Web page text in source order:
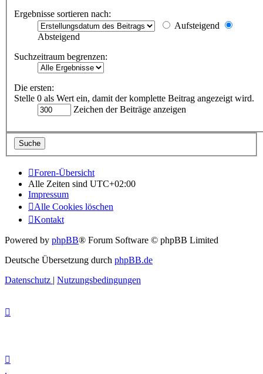
Ergebnisse sortieren nach:
Aufsteigend
Absteigend
Suchzeitraum begrenzen:
Die ersten:
Stelle 0 als Wert ein, damit der komplette Beitrag angezeigt wird.
Zeichen der Beiträge anzeigen
Foren-Übersicht
Alle Zeiten sind UTC+02:00
Impressum
Alle Cookies löschen
Kontakt
Powered by phpBB® Forum Software © phpBB Limited
Deutsche Übersetzung durch phpBB.de
Datenschutz | Nutzungsbedingungen
.